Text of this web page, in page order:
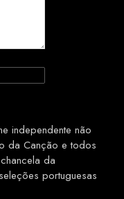
independente não
da Canção e todos
da
portuguesas